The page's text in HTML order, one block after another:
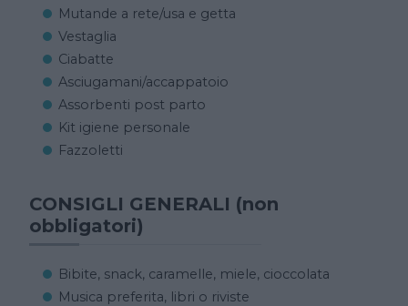
Mutande a rete/usa e getta
Vestaglia
Ciabatte
Asciugamani/accappatoio
Assorbenti post parto
Kit igiene personale
Fazzoletti
CONSIGLI GENERALI (non
obbligatori)
Bibite, snack, caramelle, miele, cioccolata
Musica preferita, libri o riviste